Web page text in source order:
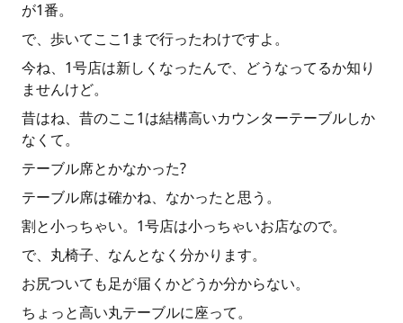
が1番。
で、歩いてここ1まで行ったわけですよ。
今ね、1号店は新しくなったんで、どうなってるか知り
ませんけど。
昔はね、昔のここ1は結構高いカウンターテーブルしか
なくて。
テーブル席とかなかった?
テーブル席は確かね、なかったと思う。
割と小っちゃい。1号店は小っちゃいお店なので。
で、丸椅子、なんとなく分かります。
お尻ついても足が届くかどうか分からない。
ちょっと高い丸テーブルに座って。